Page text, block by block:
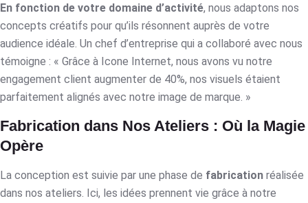
En fonction de votre domaine d’activité, nous adaptons nos
concepts créatifs pour qu’ils résonnent auprès de votre
audience idéale. Un chef d’entreprise qui a collaboré avec nous
témoigne : « Grâce à Icone Internet, nous avons vu notre
engagement client augmenter de 40%, nos visuels étaient
parfaitement alignés avec notre image de marque. »
Fabrication dans Nos Ateliers : Où la Magie
Opère
La conception est suivie par une phase de fabrication réalisée
dans nos ateliers. Ici, les idées prennent vie grâce à notre